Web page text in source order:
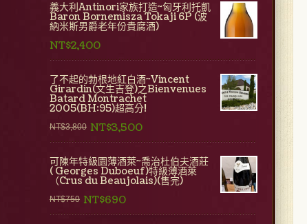
義大利Antinori家族打造~匈牙利托凱
Baron Bornemisza Tokaji 6P (波
納米斯男爵老年份貴腐酒)
NT$2,400
了不起的勃根地紅白酒~Vincent
Girardin(文生吉登)之Bienvenues
Batard Montrachet
2005(BH:95)超高分!
NT$3,800 NT$3,500
可陳年特級園薄酒萊~喬治杜伯夫酒莊
( Georges Duboeuf)特級薄酒萊
（Crus du Beaujolais)(售完)
NT$750 NT$690